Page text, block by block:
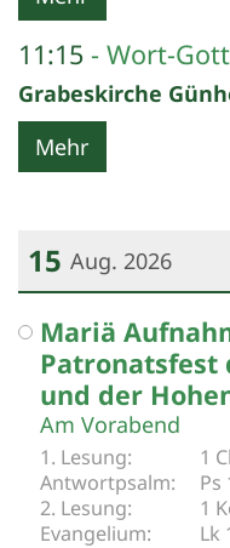
11:15 Wort-
Grabeskirche
Mehr
15 Aug. 2026
Datum: 15. August
Mariä
Patronatsfest
und der
Am Vorabend
1
Ps
1
Lk